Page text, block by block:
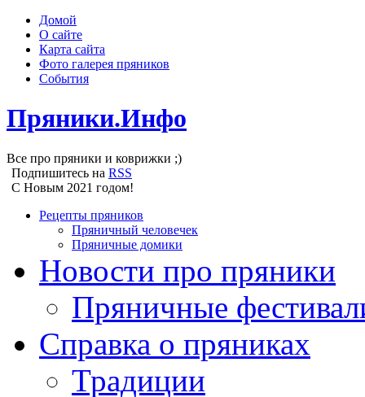
Домой
О сайте
Карта сайта
Фото галерея пряников
События
Пряники.Инфо
Все про пряники и коврижки ;)
Подпишитесь на RSS
С Новым 2021 годом!
Рецепты пряников
Пряничный человечек
Пряничные домики
Новости про пряники
Пряничные
Справка о пряниках
Традиции